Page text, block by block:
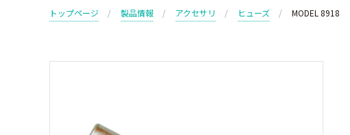
トップページ 製品情報 アクセサリ ヒューズ MODEL 8918